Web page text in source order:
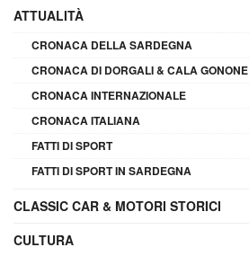
ATTUALITÀ
CRONACA DELLA SARDEGNA
CRONACA DI DORGALI & CALA GONONE
CRONACA INTERNAZIONALE
CRONACA ITALIANA
FATTI DI SPORT
FATTI DI SPORT IN SARDEGNA
CLASSIC CAR & MOTORI STORICI
CULTURA